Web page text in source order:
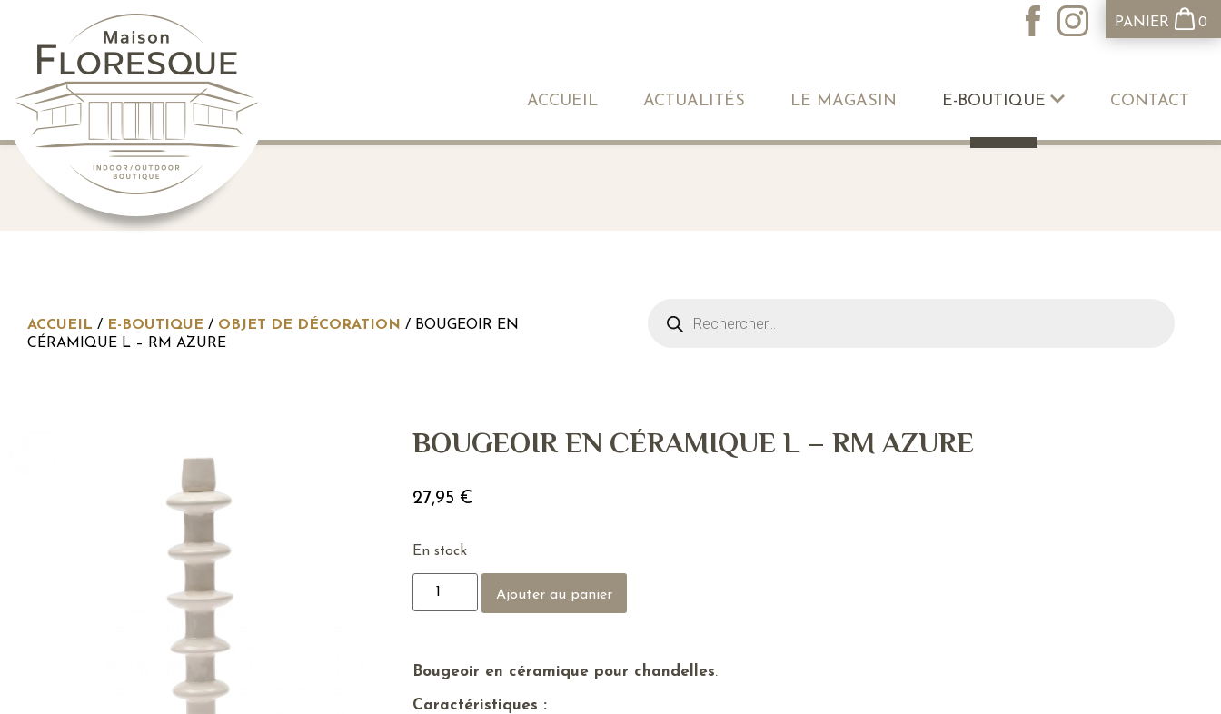
PANIER 0
ACCUEIL ACTUALITÉS LE MAGASIN E-BOUTIQUE CONTACT
ACCUEIL / E-BOUTIQUE / OBJET DE DÉCORATION / BOUGEOIR EN
CÉRAMIQUE L – RM AZURE
BOUGEOIR EN CÉRAMIQUE L – RM AZURE
27,95 €
En stock
Ajouter au panier
Bougeoir en céramique pour chandelles.
Caractéristiques :